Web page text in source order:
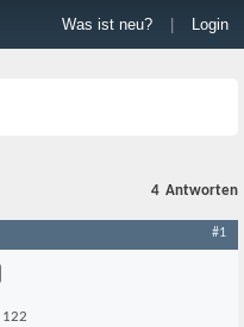
Was ist neu? Login
4 Antworten
#1
122